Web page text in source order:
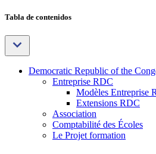
Tabla de contenidos
Democratic Republic of the
Entreprise RDC
Modèles Entreprise
Extensions RDC
Association
Comptabilité des Écoles
Le Projet formation